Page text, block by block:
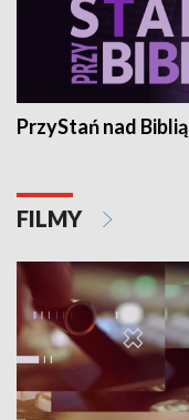
PrzyStań nad Biblią
FILMY